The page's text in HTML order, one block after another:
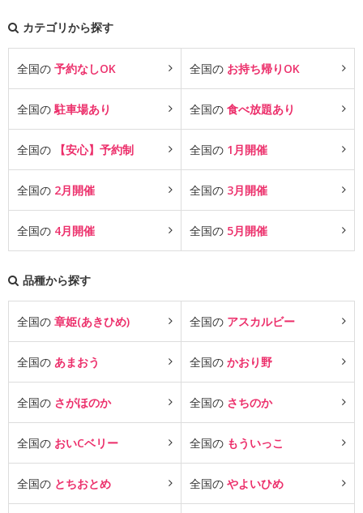
カテゴリから探す
全国の 予約なしOK 全国の お持ち帰りOK
全国の 駐車場あり 全国の 食べ放題あり
全国の 【安心】予約制 全国の 1月開催
全国の 2月開催 全国の 3月開催
全国の 4月開催 全国の 5月開催
品種から探す
全国の 章姫(あきひめ) 全国の アスカルビー
全国の あまおう 全国の かおり野
全国の さがほのか 全国の さちのか
全国の おいCベリー 全国の もういっこ
全国の とちおとめ 全国の やよいひめ